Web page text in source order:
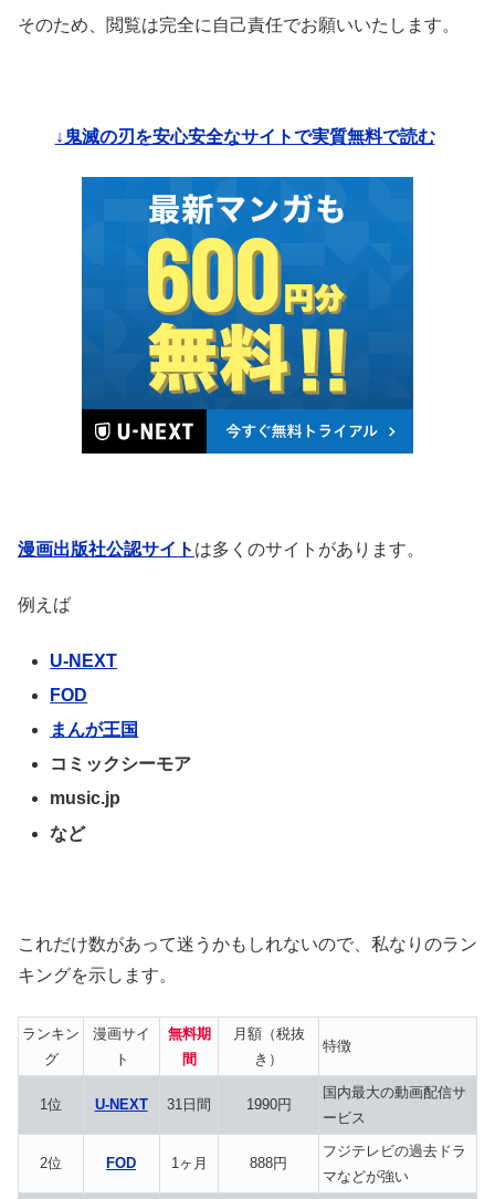
そのため、閲覧は完全に自己責任でお願いいたします。
↓鬼滅の刃を安心安全なサイトで実質無料で読む
漫画出版社公認サイト は多くのサイトがあります。
例えば
U-NEXT
FOD
まんが王国
コミックシーモア
music.jp
など
これだけ数があって迷うかもしれないので、私なりのラン
キングを示します。
ランキン
グ
漫画サイ
ト
無料期
間
月額（税抜
き）
特徴
1位 U-NEXT 31日間 1990円
国内最大の動画配信サ
ービス
2位 FOD 1ヶ月 888円
フジテレビの過去ドラ
マなどが強い